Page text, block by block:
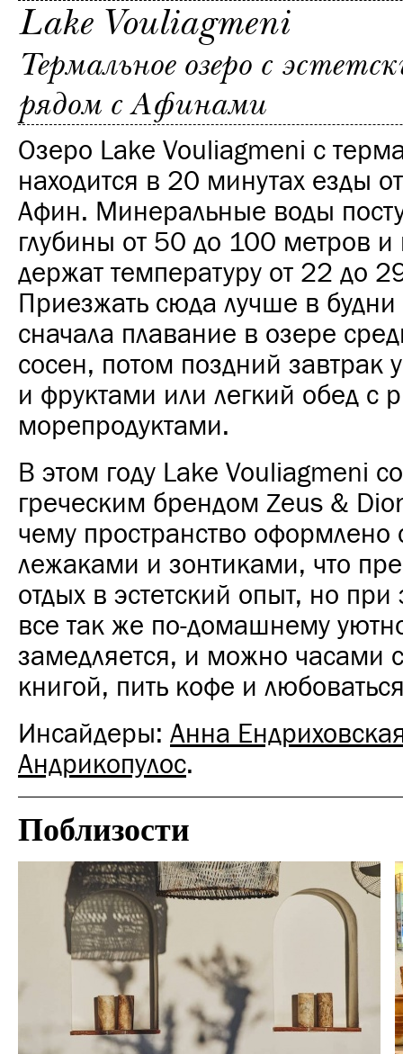
Lake Vouliagmeni
Термальное озеро с
рядом с Афинами
Озеро Lake Vouliagmeni с
находится в 20 минутах езды
Афин. Минеральные воды
глубины от 50 до 100 метров и
держат температуру от 22 до
Приезжать сюда лучше в
сначала плавание в озере
сосен, потом поздний завтрак
и фруктами или легкий обед с
морепродуктами.
В этом году Lake Vouliagmeni
греческим брендом Zeus &
чему пространство оформлено
лежаками и зонтиками, что
отдых в эстетский опыт, но при
все так же по-домашнему
замедляется, и можно часами
книгой, пить кофе и
Инсайдеры: Анна
Андрикопулос.
Поблизости